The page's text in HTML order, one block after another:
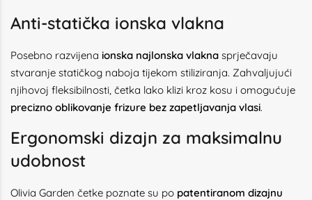
Anti-statička ionska vlakna
Posebno razvijena ionska najlonska vlakna sprječavaju
stvaranje statičkog naboja tijekom stiliziranja. Zahvaljujući
njihovoj fleksibilnosti, četka lako klizi kroz kosu i omogućuje
precizno oblikovanje frizure bez zapetljavanja vlasi.
Ergonomski dizajn za maksimalnu
udobnost
Olivia Garden četke poznate su po patentiranom dizajnu